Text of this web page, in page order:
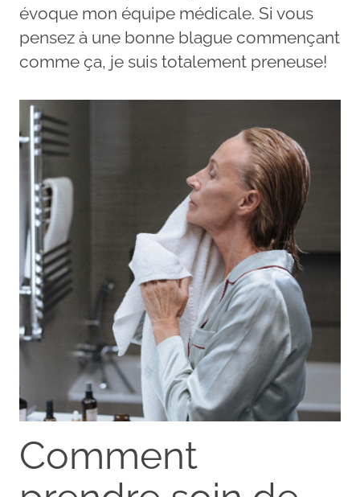
évoque mon équipe médicale. Si vous
pensez à une bonne blague commençant
comme ça, je suis totalement preneuse!
Comment